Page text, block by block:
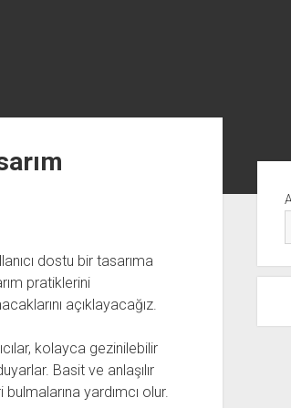
dostu bir tasarıma
pratiklerini
açıklayacağız.
kolayca gezinilebilir
Basit ve anlaşılır
yardımcı olur.